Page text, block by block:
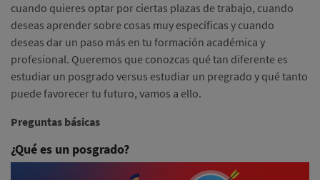
cuando quieres optar por ciertas plazas de trabajo, cuando
deseas aprender sobre cosas muy específicas y cuando
deseas dar un paso más en tu formación académica y
profesional. Queremos que conozcas qué tan diferente es
estudiar un posgrado versus estudiar un pregrado y qué tanto
puede favorecer tu futuro, vamos a ello.
Preguntas básicas
¿Qué es un posgrado?